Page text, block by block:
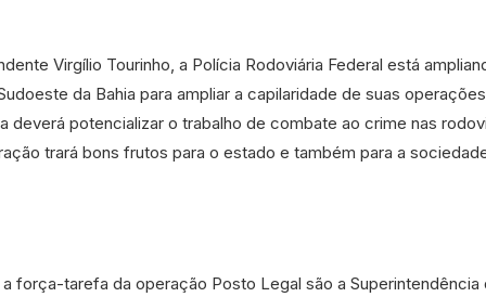
Virgílio Tourinho, a Polícia Rodoviária Federal está
da Bahia para ampliar a capilaridade de suas
deverá potencializar o trabalho de combate ao crime nas
trará bons frutos para o estado e também para a
força-tarefa da operação Posto Legal são a Superintendência